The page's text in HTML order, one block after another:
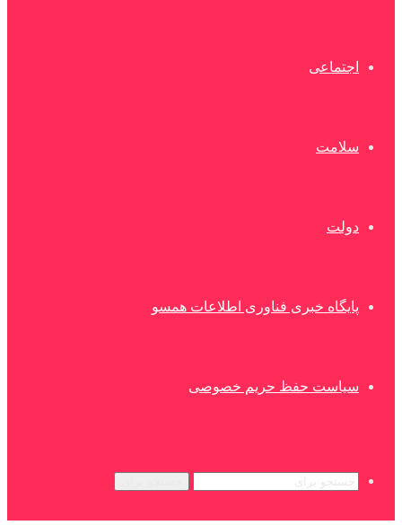
اجتماعی
سلامت
دولت
پایگاه خبری فناوری اطلاعات همسو
سیاست حفظ حریم خصوصی